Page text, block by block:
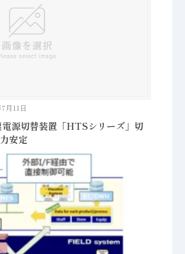
7月11日
源切替装置「HTSシリーズ」切
安定